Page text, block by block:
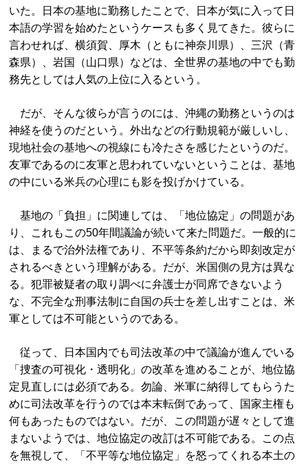
いた。日本の基地に勤務したことで、日本が気に入って日
本語の学習を始めたというケースも多く見てきた。彼らに
言わせれば、横須賀、厚木（ともに神奈川県）、三沢（青
森県）、岩国（山口県）などは、全世界の基地の中でも勤
務先としては人気の上位に入るという。
だが、そんな彼らが言うのには、沖縄の勤務というのは
神経を使うのだという。外出などの行動規範が厳しいし、
現地社会の基地への視線にも冷たさを感じたというのだ。
友軍であるのに友軍と思われていないということは、基地
の中にいる米兵の心理にも影を投げかけている。
基地の「負担」に関連しては、「地位協定」の問題があ
り、これもこの50年間議論が続いて来た問題だ。一般的に
は、まるで治外法権であり、不平等条約だから即刻改定が
されるべきという理解がある。だが、米国側の見方は異な
る。犯罪被疑者の取り調べに弁護士が同席できないよう
な、不完全な刑事法制に自国の兵士を差し出すことは、米
軍としては不可能というのである。
従って、日本国内でも司法改革の中で議論が進んでいる
「捜査の可視化・透明化」の改革を進めることが、地位協
定見直しには必須である。勿論、米軍に納得してもらうた
めに司法改革を行うのでは本末転倒であって、国家主権も
何もあったものではない。だが、この問題が遅々として進
まないようでは、地位協定の改訂は不可能である。この点
を無視して、「不平等な地位協定」を怒ってくれる本土の